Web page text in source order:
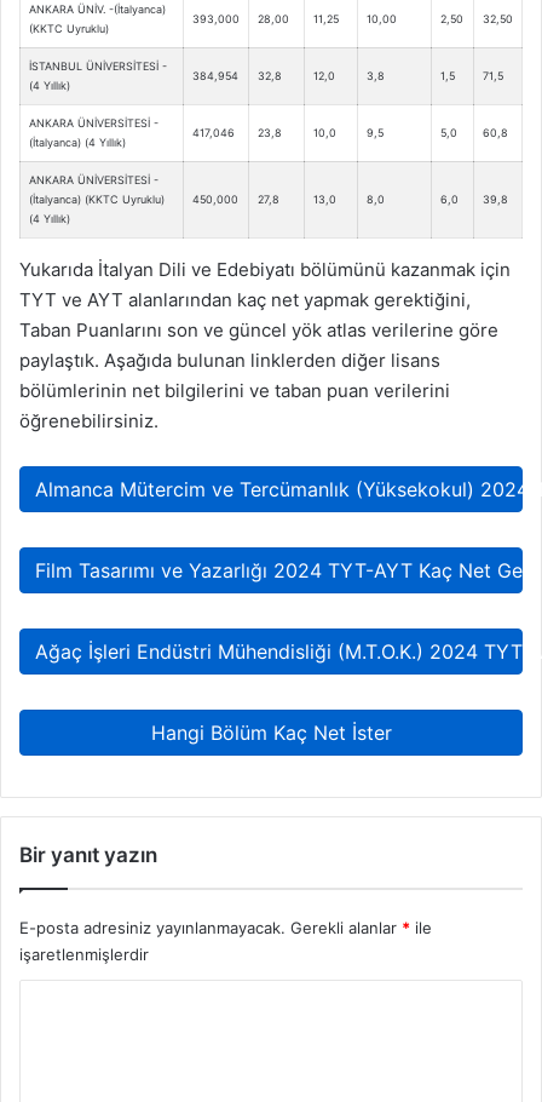
ANKARA ÜNİV. -(İtalyanca)
(KKTC Uyruklu)
393,000 28,00 11,25 10,00 2,50 32,50
İSTANBUL ÜNİVERSİTESİ -
(4 Yıllık)
384,954 32,8 12,0 3,8 1,5 71,5
ANKARA ÜNİVERSİTESİ -
(İtalyanca) (4 Yıllık)
417,046 23,8 10,0 9,5 5,0 60,8
ANKARA ÜNİVERSİTESİ -
(İtalyanca) (KKTC Uyruklu)
(4 Yıllık)
450,000 27,8 13,0 8,0 6,0 39,8
Yukarıda İtalyan Dili ve Edebiyatı bölümünü kazanmak için
TYT ve AYT alanlarından kaç net yapmak gerektiğini,
Taban Puanlarını son ve güncel yök atlas verilerine göre
paylaştık. Aşağıda bulunan linklerden diğer lisans
bölümlerinin net bilgilerini ve taban puan verilerini
öğrenebilirsiniz.
Almanca Mütercim ve Tercümanlık (Yüksekokul) 2024
Film Tasarımı ve Yazarlığı 2024 TYT-AYT Kaç Net
Ağaç İşleri Endüstri Mühendisliği (M.T.O.K.) 2024 TYT-
Hangi Bölüm Kaç Net İster
Bir yanıt yazın
E-posta adresiniz yayınlanmayacak. Gerekli alanlar * ile
işaretlenmişlerdir